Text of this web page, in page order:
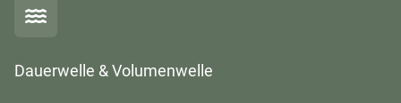
Dauerwelle & Volumenwelle